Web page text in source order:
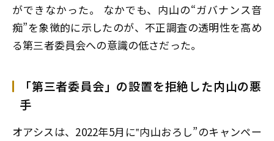
ができなかった。 なかでも、内山の“ガバナンス音
痴”を象徴的に示したのが、不正調査の透明性を高め
る第三者委員会への意識の低さだった。
「第三者委員会」の設置を拒絶した内山の悪
手
オアシスは、2022年5月に‟内山おろし”のキャンペー